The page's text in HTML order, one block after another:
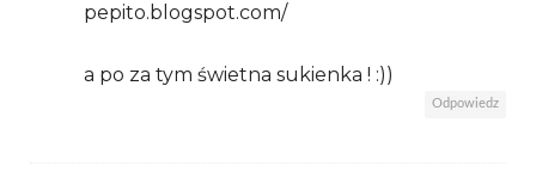
pepito.blogspot.com/
a po za tym świetna sukienka ! :))
Odpowiedz